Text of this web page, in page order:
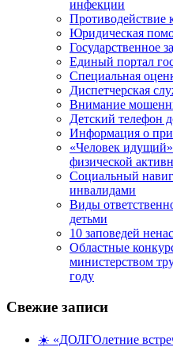
инфекции
Противодействие
Юридическая
Государственное
Единый портал
Специальная
Диспетчерская
Внимание
Детский телефон
Информация о
«Человек
физической
Социальный
инвалидами
Виды
детьми
10 заповедей
Областные
министерством
году
Свежие записи
☀️ «ДОЛГОлетние